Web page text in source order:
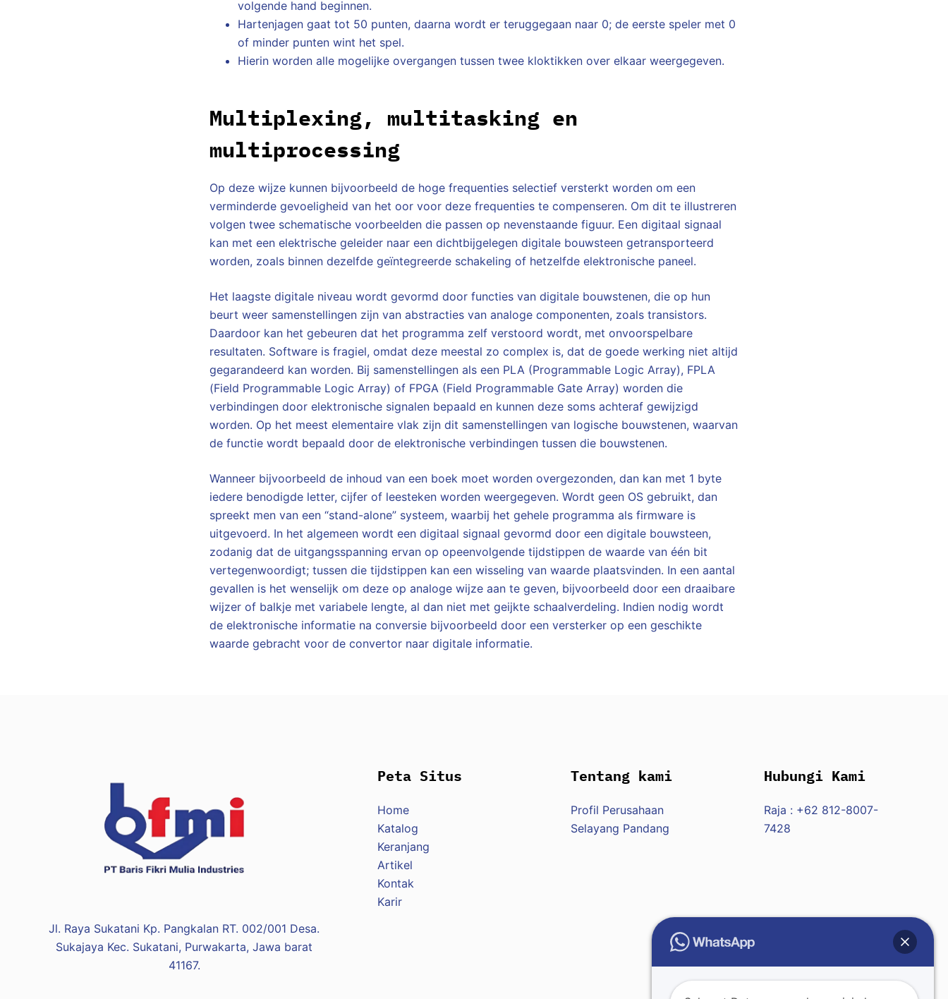
volgende hand beginnen.
Hartenjagen gaat tot 50 punten, daarna wordt er teruggegaan naar 0; de eerste speler met 0
of minder punten wint het spel.
Hierin worden alle mogelijke overgangen tussen twee kloktikken over elkaar weergegeven.
Multiplexing, multitasking en
multiprocessing
Op deze wijze kunnen bijvoorbeeld de hoge frequenties selectief versterkt worden om een
verminderde gevoeligheid van het oor voor deze frequenties te compenseren. Om dit te illustreren
volgen twee schematische voorbeelden die passen op nevenstaande figuur. Een digitaal signaal
kan met een elektrische geleider naar een dichtbijgelegen digitale bouwsteen getransporteerd
worden, zoals binnen dezelfde geïntegreerde schakeling of hetzelfde elektronische paneel.
Het laagste digitale niveau wordt gevormd door functies van digitale bouwstenen, die op hun
beurt weer samenstellingen zijn van abstracties van analoge componenten, zoals transistors.
Daardoor kan het gebeuren dat het programma zelf verstoord wordt, met onvoorspelbare
resultaten. Software is fragiel, omdat deze meestal zo complex is, dat de goede werking niet altijd
gegarandeerd kan worden. Bij samenstellingen als een PLA (Programmable Logic Array), FPLA
(Field Programmable Logic Array) of FPGA (Field Programmable Gate Array) worden die
verbindingen door elektronische signalen bepaald en kunnen deze soms achteraf gewijzigd
worden. Op het meest elementaire vlak zijn dit samenstellingen van logische bouwstenen, waarvan
de functie wordt bepaald door de elektronische verbindingen tussen die bouwstenen.
Wanneer bijvoorbeeld de inhoud van een boek moet worden overgezonden, dan kan met 1 byte
iedere benodigde letter, cijfer of leesteken worden weergegeven. Wordt geen OS gebruikt, dan
spreekt men van een “stand-alone” systeem, waarbij het gehele programma als firmware is
uitgevoerd. In het algemeen wordt een digitaal signaal gevormd door een digitale bouwsteen,
zodanig dat de uitgangsspanning ervan op opeenvolgende tijdstippen de waarde van één bit
vertegenwoordigt; tussen die tijdstippen kan een wisseling van waarde plaatsvinden. In een aantal
gevallen is het wenselijk om deze op analoge wijze aan te geven, bijvoorbeeld door een draaibare
wijzer of balkje met variabele lengte, al dan niet met geijkte schaalverdeling. Indien nodig wordt
de elektronische informatie na conversie bijvoorbeeld door een versterker op een geschikte
waarde gebracht voor de convertor naar digitale informatie.
Jl. Raya Sukatani Kp. Pangkalan RT. 002/001 Desa.
Sukajaya Kec. Sukatani, Purwakarta, Jawa barat
41167.
Peta Situs
Home
Katalog
Keranjang
Artikel
Kontak
Karir
Tentang kami
Profil Perusahaan
Selayang Pandang
Hubungi Kami
Raja : +62 812-8007-
7428